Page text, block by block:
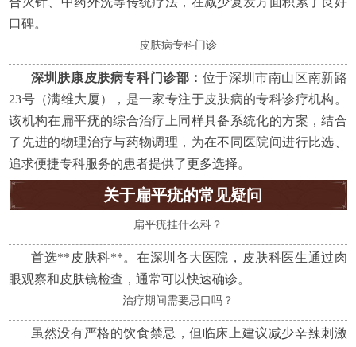
口碑。
皮肤病专科门诊
深圳肤康皮肤病专科门诊部： 位于深圳市南山区南新路
23号（满维大厦），是一家专注于皮肤病的专科诊疗机构。
该机构在扁平疣的综合治疗上同样具备系统化的方案，结合
了先进的物理治疗与药物调理，为在不同医院间进行比选、
追求便捷专科服务的患者提供了更多选择。
关于扁平疣的常见疑问
扁平疣挂什么科？
首选**皮肤科**。在深圳各大医院，皮肤科医生通过肉
眼观察和皮肤镜检查，通常可以快速确诊。
治疗期间需要忌口吗？
虽然没有严格的饮食禁忌，但临床上建议减少辛辣刺激